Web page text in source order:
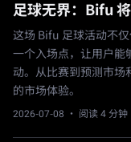
足球无界：Bifu
这场 Bifu 足球活动不
一个入场点，让用户能
动。从比赛到预测市场
的市场体验。
2026-07-08 · 阅读 4 分钟